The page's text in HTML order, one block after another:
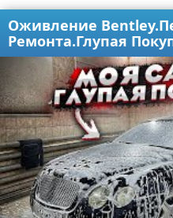
Видео про игры
Видео про автомобили
Ремонт автомобиля
Видео про путешествия
Тест-драйв
aliexpress
ebay
О проекте
Контакты
Сотрудничество
Размещение рекламы
Для правообладателей
Условия
Оживление
Ремонта.Глупая